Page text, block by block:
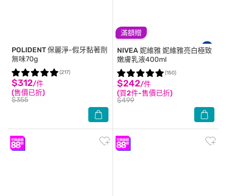
POLIDENT保麗淨-假牙黏著劑
無味70g
$312/件
(售價已折)
$355
(217)
滿額贈
NIVEA 妮維雅妮維雅亮白極致
嫩膚乳液400ml
$242/件
(買2件-售價已折)
$499
(150)